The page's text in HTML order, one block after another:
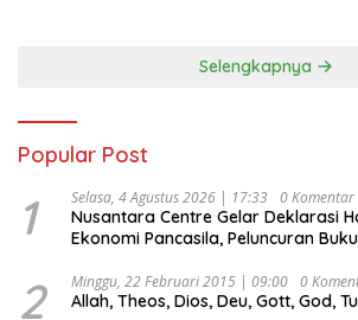
Selengkapnya
Popular Post
1 Selasa, 4 Agustus 2026 | 17:33 0 Komentar
Nusantara Centre Gelar Deklarasi
Ekonomi Pancasila, Peluncuran
Ekonomi Politik Indonesia) &
“Urgensi Undang-Undang
2 Minggu, 22 Februari 2015 | 09:00 0
Allah, Theos, Dios, Deu, Gott, God,